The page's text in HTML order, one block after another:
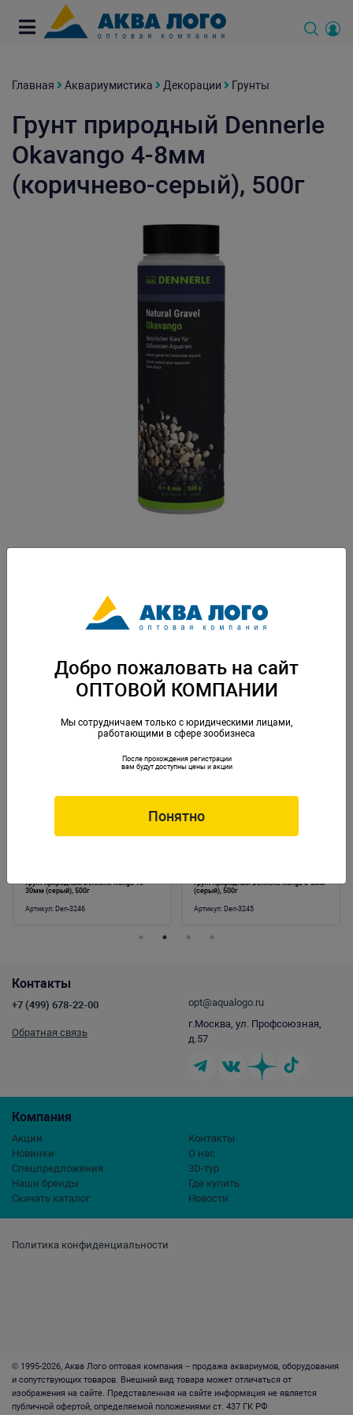
Главная Аквариумистика Декорации Грунты
Грунт природный Dennerle
Okavango 4-8мм
(коричнево-серый), 500г
Натуральная природная галька . Цветовая гамма: от светло-бежевого
до темно-коричневого. Создает природный внешний вид в аквариуме.
Требует промывки перед использованием. Не поднимает жесткость
всех видов аквариумных гидробионтов. Вес: 0,5 кг. Упаковка: по 1 шт
Скачать каталог
Аналогичные товары
Грунт природный Dennerle Kongo 10-
30мм (серый), 500г
Артикул: Den-3246
Грунт природный Dennerle Kongo 3-8мм
(серый), 500г
Артикул: Den-3245
Политика конфиденциальности
Компания
Акции
Новинки
Спецпредложения
Наши бренды
Скачать каталог
Контакты
О нас
3D-тур
Где купить
Новости
Контакты
+7 (499) 678-22-00
Обратная связь
opt@aqualogo.ru
г.Москва, ул. Профсоюзная,
д.57
© 1995-2026, Аква Лого оптовая компания – продажа аквариумов, оборудования
и сопутствующих товаров. Внешний вид товара может отличаться от
изображения на сайте. Представленная на сайте информация не является
публичной офертой, определяемой положениями ст. 437 ГК РФ
Добро пожаловать на сайт
ОПТОВОЙ КОМПАНИИ
Мы сотрудничаем только с юридическими лицами,
работающими в сфере зообизнеса
После прохождения регистрации
вам будут доступны цены и акции
Понятно